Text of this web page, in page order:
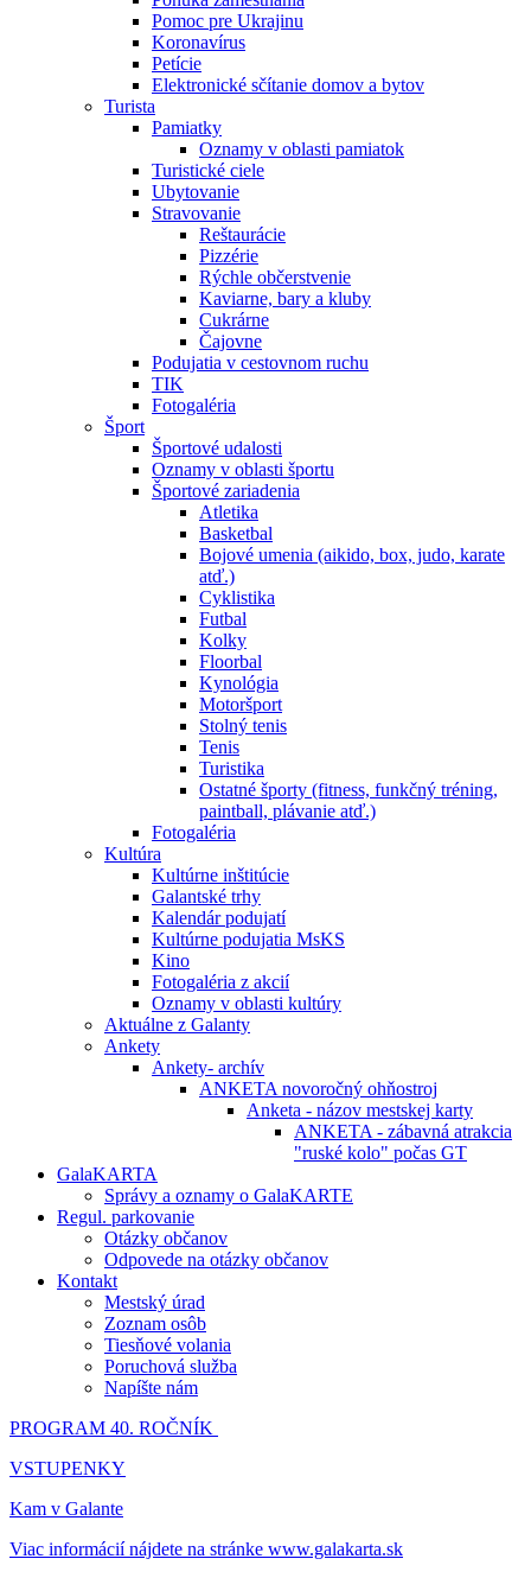
Pomoc pre Ukrajinu
Koronavírus
Petície
Elektronické sčítanie domov a bytov
Turista
Pamiatky
Oznamy v oblasti pamiatok
Turistické ciele
Ubytovanie
Stravovanie
Reštaurácie
Pizzérie
Rýchle občerstvenie
Kaviarne, bary a kluby
Cukrárne
Čajovne
Podujatia v cestovnom ruchu
TIK
Fotogaléria
Šport
Športové udalosti
Oznamy v oblasti športu
Športové zariadenia
Atletika
Basketbal
Bojové umenia (aikido, box, judo, karate
atď.)
Cyklistika
Futbal
Kolky
Floorbal
Kynológia
Motoršport
Stolný tenis
Tenis
Turistika
Ostatné športy (fitness, funkčný tréning,
paintball, plávanie atď.)
Fotogaléria
Kultúra
Kultúrne inštitúcie
Galantské trhy
Kalendár podujatí
Kultúrne podujatia MsKS
Kino
Fotogaléria z akcií
Oznamy v oblasti kultúry
Aktuálne z Galanty
Ankety
Ankety- archív
ANKETA novoročný ohňostroj
Anketa - názov mestskej karty
ANKETA - zábavná atrakcia
"ruské kolo" počas GT
GalaKARTA
Správy a oznamy o GalaKARTE
Regul. parkovanie
Otázky občanov
Odpovede na otázky občanov
Kontakt
Mestský úrad
Zoznam osôb
Tiesňové volania
Poruchová služba
Napíšte nám
PROGRAM 40. ROČNÍK
VSTUPENKY
Kam v Galante
Viac informácií nájdete na stránke www.galakarta.sk